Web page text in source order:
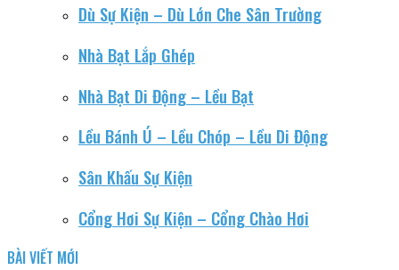
Dù Sự Kiện – Dù Lớn Che Sân Trường
Nhà Bạt Lắp Ghép
Nhà Bạt Di Động – Lều Bạt
Lều Bánh Ú – Lều Chóp – Lều Di Động
Sân Khấu Sự Kiện
Cổng Hơi Sự Kiện – Cổng Chào Hơi
BÀI VIẾT MỚI